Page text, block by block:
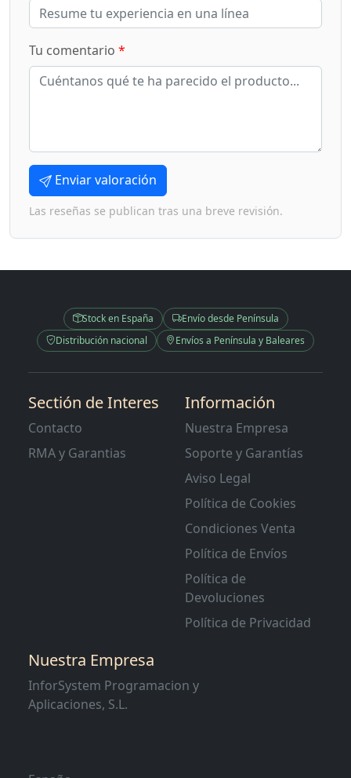
Tu comentario *
Enviar valoración
Las reseñas se publican tras una breve revisión.
Stock en España
Envío desde Península
Distribución nacional
Envíos a Península y Baleares
Sectión de Interes
Contacto
RMA y Garantias
Información
Nuestra Empresa
Soporte y Garantías
Aviso Legal
Política de Cookies
Condiciones Venta
Política de Envíos
Política de
Devoluciones
Política de Privacidad
Nuestra Empresa
InforSystem Programacion y
Aplicaciones, S.L.